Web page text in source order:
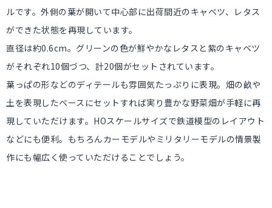
ルです。外側の葉が開いて中心部に出荷間近のキャベツ、レタス
ができた状態を再現しています。
直径は約0.6cm。グリーンの色が鮮やかなレタスと紫のキャベツ
がそれぞれ10個づつ、計20個がセットされています。
葉っぱの形などのディテールも雰囲気たっぷりに表現。畑の畝や
土を表現したベースにセットすれば実り豊かな野菜畑が手軽に再
現していただけます。HOスケールサイズで鉄道模型のレイアウト
などにも便利。もちろんカーモデルやミリタリーモデルの情景製
作にも幅広く使っていただけることでしょう。